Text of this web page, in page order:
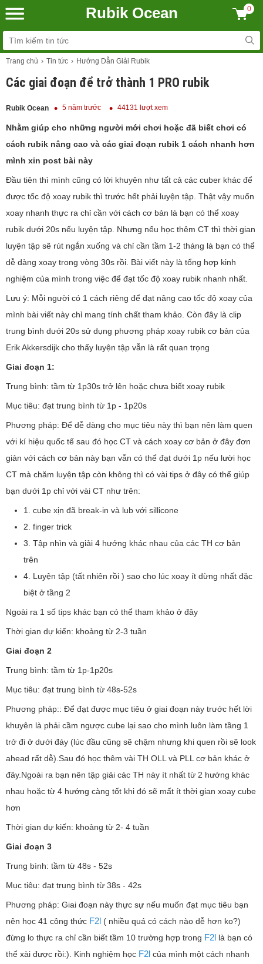
Rubik Ocean 0
Trang chủ Tin tức Hướng Dẫn Giải Rubik
Các giai đoạn để trở thành 1 PRO rubik
Rubik Ocean 5 năm trước 44131 lượt xem
Nhằm giúp cho những người mới chơi hoặc đã biết chơi có
cách rubik nâng cao và các giai đoạn rubik 1 cách nhanh hơn
mình xin post bài này
Đầu tiên thì mình cũng có lời khuyên như tất cả các cuber khác để
được tốc độ xoay rubik thì trước hết phải luyện tập. Thật vậy muốn
xoay nhanh thực ra chỉ cần với cách cơ bản là bạn có thể xoay
rubik dưới 20s nếu luyện tập. Nhưng nếu học thêm CT thì thời gian
luyện tập sẽ rút ngắn xuống và chỉ cần tầm 1-2 tháng là bạn có thể
dễ dàng xoay trong vòng 30s rồi. Bài viết này là tổng hợp kinh
nghiệm của mình trong việc để đạt tốc độ xoay rubik nhanh nhất.
Lưu ý: Mỗi người có 1 cách riêng để đạt nâng cao tốc độ xoay của
mình bài viết này chỉ mang tính chất tham khảo. Còn đây là clip
trung bình dưới 20s sử dụng phương pháp xoay rubik cơ bản của
Erik Akkersdijk cho thấy luyện tập vẫn là rất quan trọng
Giai đoạn 1:
Trung bình: tầm từ 1p30s trở lên hoặc chưa biết xoay rubik
Mục tiêu: đạt trung bình từ 1p - 1p20s
Phương pháp: Để dễ dàng cho mục tiêu này thì bạn nên làm quen
với kí hiệu quốc tế sau đó học CT và cách xoay cơ bản ở đây đơn
giản với cách cơ bản này bạn vẫn có thể đạt dưới 1p nếu lười học
CT mà chăm luyện tập còn không thì có vài tips ở đây có thể giúp
bạn dưới 1p chỉ với vài CT như trên:
1. cube xịn đã break-in và lub với sillicone
2. finger trick
3. Tập nhìn và giải 4 hướng khác nhau của các TH cơ bản
trên
4. Luyện tập (tất nhiên rồi ) sao cho lúc xoay ít dừng nhất đặc
biệt ở tầng 2
Ngoài ra 1 số tips khác bạn có thể tham khảo ở đây
Thời gian dự kiến: khoảng từ 2-3 tuần
Giai đoạn 2
Trung bình: tầm từ 1p-1p20s
Mục tiêu: đạt trung bình từ 48s-52s
Phương pháp:: Để đạt được mục tiêu ở giai đoạn này trước hết lời
khuyên là phải cầm ngược cube lại sao cho mình luôn làm tầng 1
trở đi ở dưới đáy (lúc đầu cũng sẽ chậm nhưng khi quen rồi sẽ look
ahead rất dễ).Sau đó học thêm vài TH OLL và PLL cơ bản khác ở
đây.Ngoài ra bạn nên tập giải các TH này ít nhất từ 2 hướng khác
nhau hoặc từ 4 hướng càng tốt khi đó sẽ mất ít thời gian xoay cube
hơn
Thời gian dự kiến: khoảng từ 2- 4 tuần
Giai đoạn 3
Trung bình: tầm từ 48s - 52s
Mục tiêu: đạt trung bình từ 38s - 42s
Phương pháp: Giai đoạn này thực sự nếu muốn đạt mục tiêu bạn
nên học 41 công thức F2l ( nhiều quá có cách nào dễ hơn ko?)
đừng lo thực ra chỉ cần biết tầm 10 trường hợp trong F2l là bạn có
thể xài được rồi:). Kinh nghiệm học F2l của mình một cách nhanh